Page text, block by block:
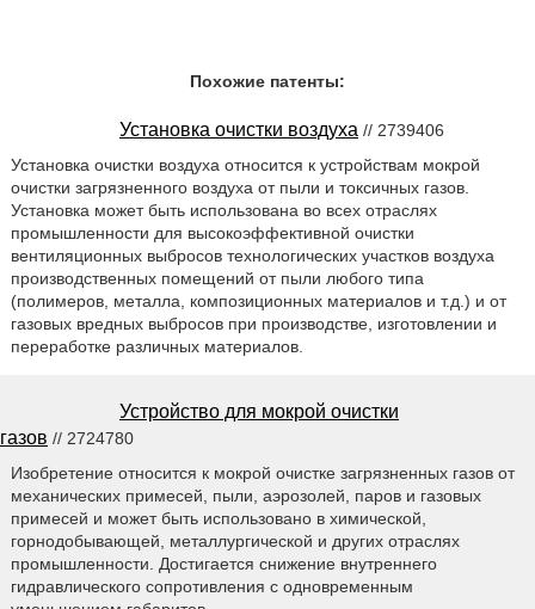
Похожие патенты:
Установка очистки воздуха // 2739406
Установка очистки воздуха относится к устройствам мокрой
очистки загрязненного воздуха от пыли и токсичных газов.
Установка может быть использована во всех отраслях
промышленности для высокоэффективной очистки
вентиляционных выбросов технологических участков воздуха
производственных помещений от пыли любого типа
(полимеров, металла, композиционных материалов и т.д.) и от
газовых вредных выбросов при производстве, изготовлении и
переработке различных материалов.
Устройство для мокрой очистки
газов // 2724780
Изобретение относится к мокрой очистке загрязненных газов от
механических примесей, пыли, аэрозолей, паров и газовых
примесей и может быть использовано в химической,
горнодобывающей, металлургической и других отраслях
промышленности. Достигается снижение внутреннего
гидравлического сопротивления с одновременным